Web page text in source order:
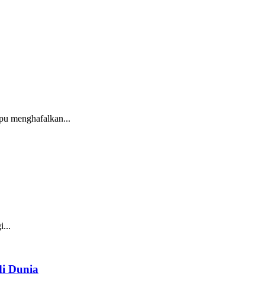
menghafalkan...
Dunia